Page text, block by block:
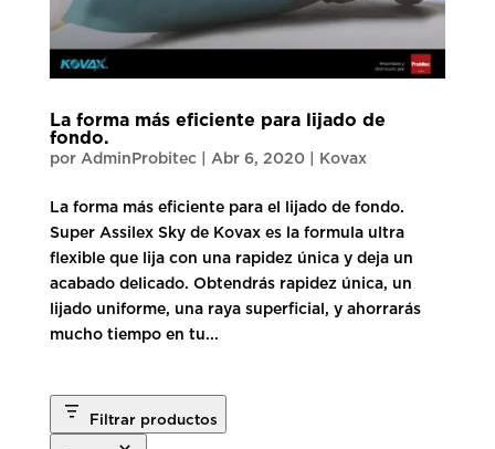
La forma más eficiente para lijado de
fondo.
por AdminProbitec| Abr 6, 2020| Kovax
La forma más eficiente para el lijado de fondo.
Super Assilex Sky de Kovax es la formula ultra
flexible que lija con una rapidez única y deja un
acabado delicado. Obtendrás rapidez única, un
lijado uniforme, una raya superficial, y ahorrarás
mucho tiempo en tu...
Filtrar productos